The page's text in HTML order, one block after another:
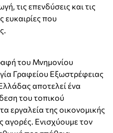
τις επενδύσεις και τις
ευκαιρίες που
του Μνημονίου
Γραφείου Εξωστρέφειας
αποτελεί ένα
του τοπικού
εργαλεία της οικονομικής
αγορές. Ενισχύουμε τον